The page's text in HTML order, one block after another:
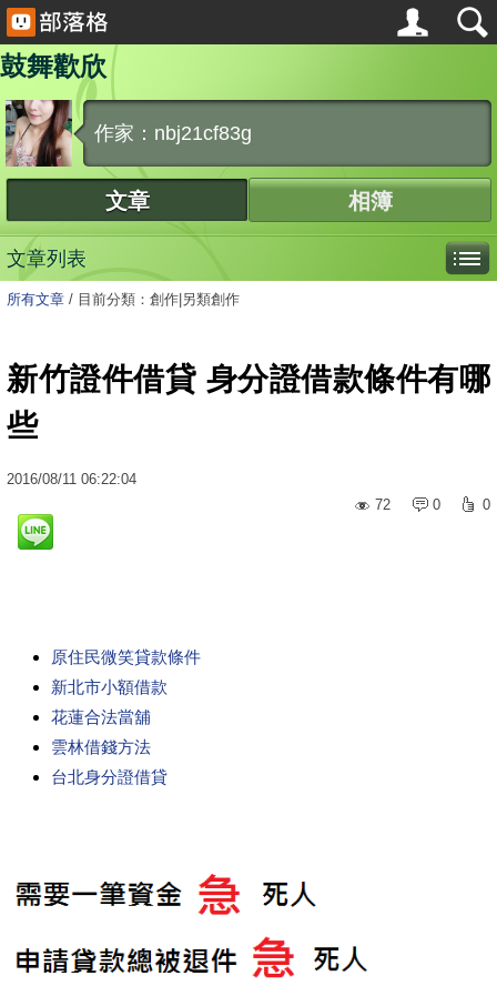
鼓舞歡欣
作家：nbj21cf83g
文章 相簿
文章列表
所有文章 / 目前分類：創作|另類創作
新竹證件借貸 身分證借款條件有哪
些
2016/08/11 06:22:04
72
0 0
原住民微笑貸款條件
新北市小額借款
花蓮合法當舖
雲林借錢方法
台北身分證借貸